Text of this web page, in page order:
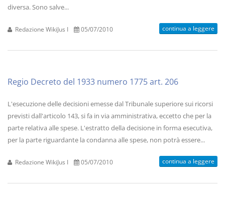
diversa. Sono salve...
Redazione WikiJus I 05/07/2010 continua a leggere
Regio Decreto del 1933 numero 1775 art. 206
L'esecuzione delle decisioni emesse dal Tribunale superiore sui ricorsi
previsti dall'articolo 143, si fa in via amministrativa, eccetto che per la
parte relativa alle spese. L'estratto della decisione in forma esecutiva,
per la parte riguardante la condanna alle spese, non potrà essere...
Redazione WikiJus I 05/07/2010 continua a leggere